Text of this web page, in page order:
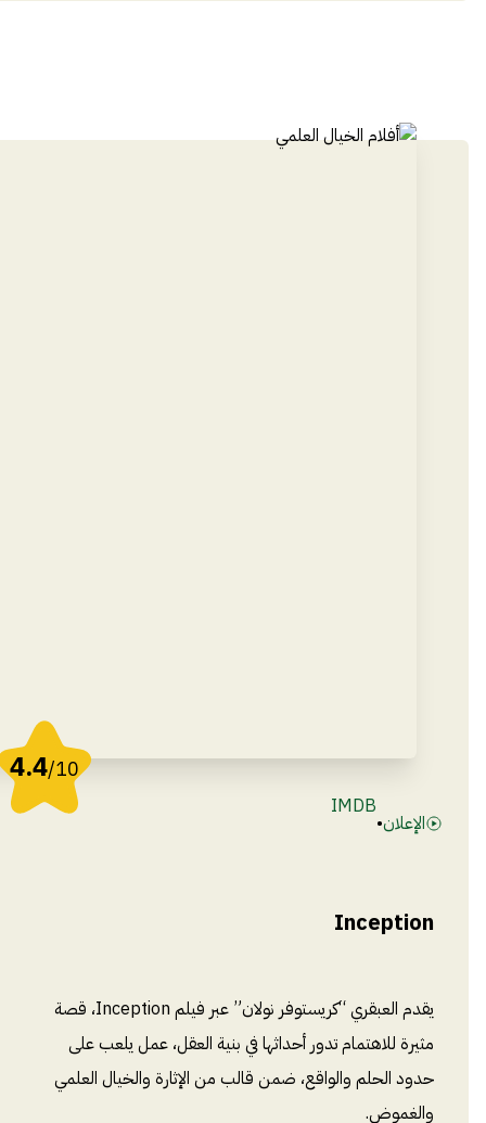
4.4/10
الإعلان•
IMDB
Inception
يقدم العبقري “كريستوفر نولان” عبر فيلم Inception، قصة
مثيرة للاهتمام تدور أحداثها في بنية العقل، عمل يلعب على
حدود الحلم والواقع، ضمن قالب من الإثارة والخيال العلمي
والغموض.